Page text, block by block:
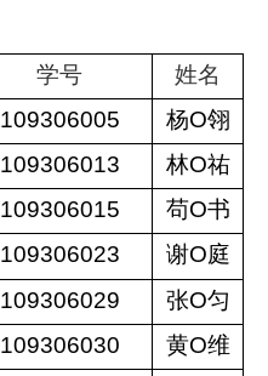
学号
姓名
109306005
杨O翎
109306013
林O祐
109306015
苟O书
109306023
谢O庭
109306029
张O匀
109306030
黄O维